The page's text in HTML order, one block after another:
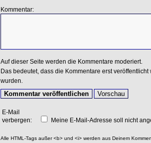
Kommentar:
Auf dieser Seite werden die Kommentare moderiert.
Das bedeutet, dass die Kommentare erst
wurden.
E-Mail
verbergen:
Meine E-Mail-Adresse soll nicht
Alle HTML-Tags außer <b> und <i> werden aus Deinem